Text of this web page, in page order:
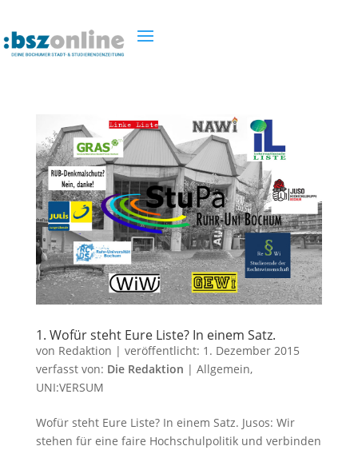
1. Wofür steht Eure Liste? In einem Satz.
von Redaktion | veröffentlicht: 1. Dezember 2015
verfasst von: Die Redaktion | Allgemein,
UNI:VERSUM
Wofür steht Eure Liste? In einem Satz. Jusos: Wir
stehen für eine faire Hochschulpolitik und verbinden